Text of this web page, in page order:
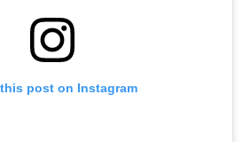
post on Instagram